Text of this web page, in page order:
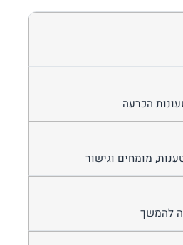
הכרעה
מומחים וגישור
להמשך